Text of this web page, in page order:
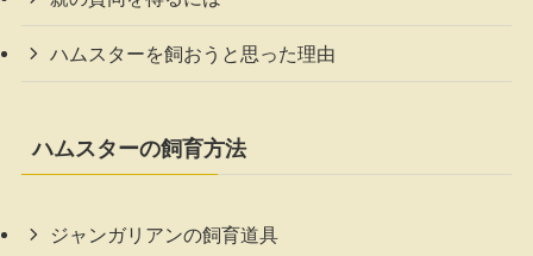
ハムスターを飼おうと思った理由
ハムスターの飼育方法
ジャンガリアンの飼育道具